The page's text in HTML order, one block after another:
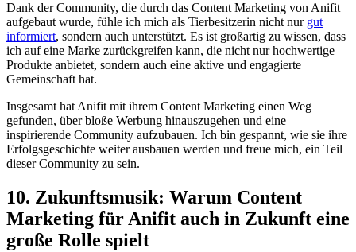
Dank der Community, die durch das Content Marketing von Anifit
aufgebaut wurde, fühle ich mich als Tierbesitzerin nicht nur gut
informiert, sondern auch unterstützt. Es ist großartig zu wissen, dass
ich auf eine Marke zurückgreifen kann, die nicht nur hochwertige
Produkte anbietet, sondern auch eine aktive und engagierte
Gemeinschaft hat.
Insgesamt hat Anifit mit ihrem Content Marketing einen Weg
gefunden, über bloße Werbung hinauszugehen und eine
inspirierende Community aufzubauen. Ich bin gespannt, wie sie ihre
Erfolgsgeschichte weiter ausbauen werden und freue mich, ein Teil
dieser Community zu sein.
10. Zukunftsmusik: Warum Content
Marketing für Anifit auch in Zukunft eine
große Rolle spielt